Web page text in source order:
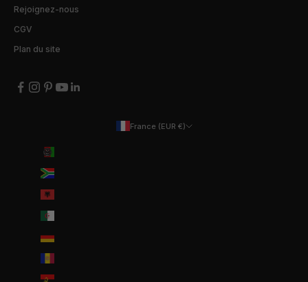
Rejoignez-nous
CGV
Plan du site
France (EUR €)